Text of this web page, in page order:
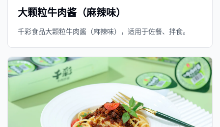
大颗粒牛肉酱（麻辣味）
千彩食品大颗粒牛肉酱（麻辣味），适用于佐餐、拌食。